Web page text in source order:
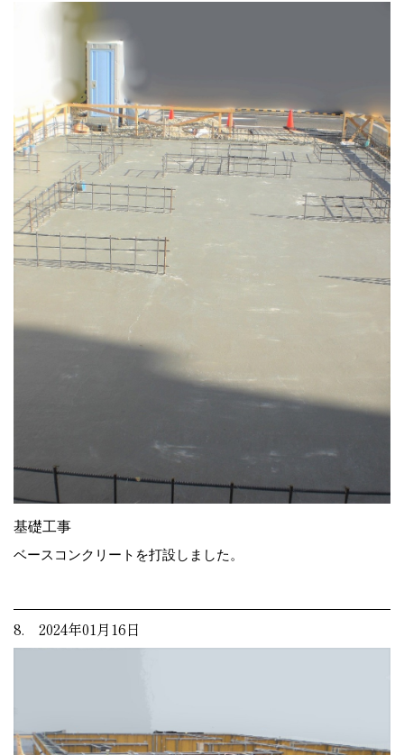
基礎工事
ベースコンクリートを打設しました。
8. 2024年01月16日